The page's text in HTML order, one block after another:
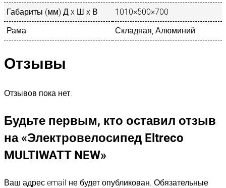
Габариты (мм) Д x Ш x В
1010×500×700
Рама
Складная, Алюминий
Отзывы
Отзывов пока нет.
Будьте первым, кто оставил отзыв
на «Электровелосипед Eltreco
MULTIWATT NEW»
Ваш адрес email не будет опубликован. Обязательные